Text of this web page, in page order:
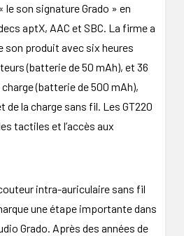
le son signature Grado » en
aptX, AAC et SBC. La firme a
son produit avec six heures
(batterie de 50 mAh), et 36
(batterie de 500 mAh),
de la charge sans fil. Les GT220
tactiles et l’accès aux
intra-auriculaire sans fil
une étape importante dans
Grado. Après des années de